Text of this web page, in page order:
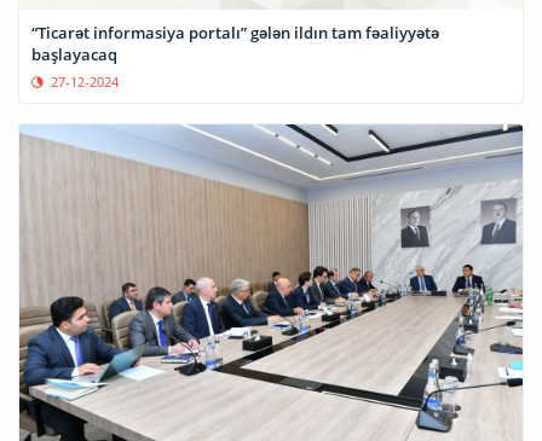
“Ticarət informasiya portalı” gələn ildın tam fəaliyyətə
başlayacaq
27-12-2024